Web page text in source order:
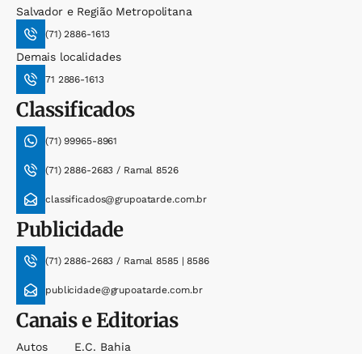
Salvador e Região Metropolitana
(71) 2886-1613
Demais localidades
71 2886-1613
Classificados
(71) 99965-8961
(71) 2886-2683 / Ramal 8526
classificados@grupoatarde.com.br
Publicidade
(71) 2886-2683 / Ramal 8585 | 8586
publicidade@grupoatarde.com.br
Canais e Editorias
Autos
E.c. Bahia